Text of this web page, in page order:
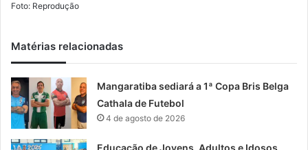
Foto: Reprodução
Matérias relacionadas
Mangaratiba sediará a 1ª Copa Bris Belga
Cathala de Futebol
4 de agosto de 2026